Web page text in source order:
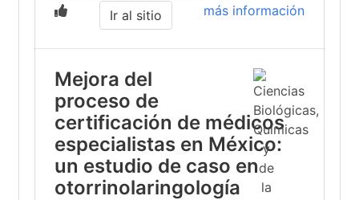
más información
Ir al sitio
Mejora del
proceso de
certificación de médicos
especialistas en México:
un estudio de caso en
otorrinolaringología